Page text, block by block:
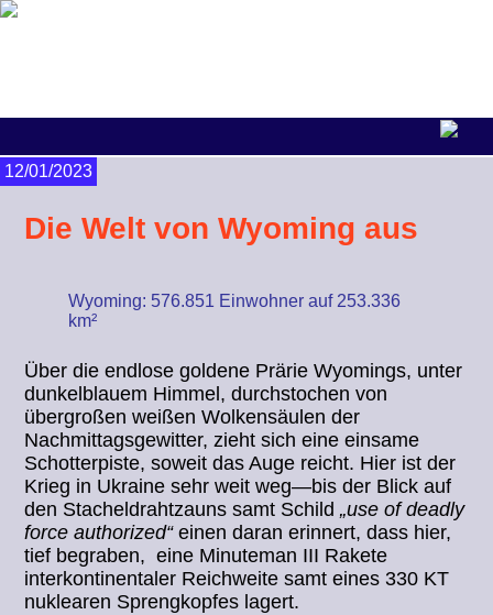
12/01/2023
Die Welt von Wyoming aus
Wyoming: 576.851 Einwohner auf 253.336
km²
Über die endlose goldene Prärie Wyomings, unter
dunkelblauem Himmel, durchstochen von
übergroßen weißen Wolkensäulen der
Nachmittagsgewitter, zieht sich eine einsame
Schotterpiste, soweit das Auge reicht. Hier ist der
Krieg in Ukraine sehr weit weg—bis der Blick auf
den Stacheldrahtzauns samt Schild„use of deadly
force authorized“einen daran erinnert, dass hier,
tief begraben, eine Minuteman III Rakete
interkontinentaler Reichweite samt eines 330 KT
nuklearen Sprengkopfes lagert.